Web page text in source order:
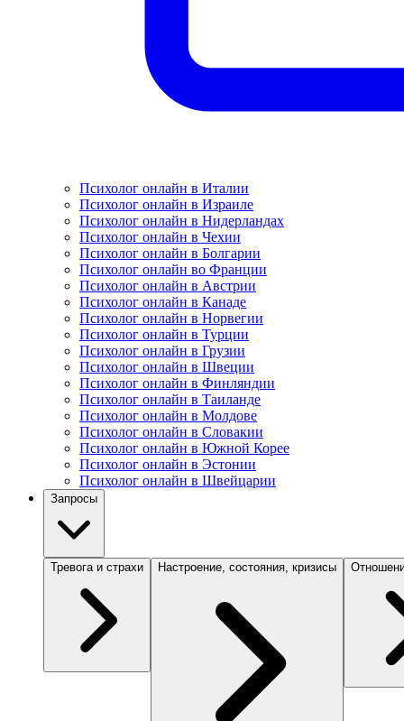
Психолог онлайн в Италии
Психолог онлайн в Израиле
Психолог онлайн в Нидерландах
Психолог онлайн в Чехии
Психолог онлайн в Болгарии
Психолог онлайн во Франции
Психолог онлайн в Австрии
Психолог онлайн в Канаде
Психолог онлайн в Норвегии
Психолог онлайн в Турции
Психолог онлайн в Грузии
Психолог онлайн в Швеции
Психолог онлайн в Финляндии
Психолог онлайн в Таиланде
Психолог онлайн в Молдове
Психолог онлайн в Словакии
Психолог онлайн в Южной Корее
Психолог онлайн в Эстонии
Психолог онлайн в Швейцарии
Запросы
Тревога и страхи Настроение, состояния, кризисы